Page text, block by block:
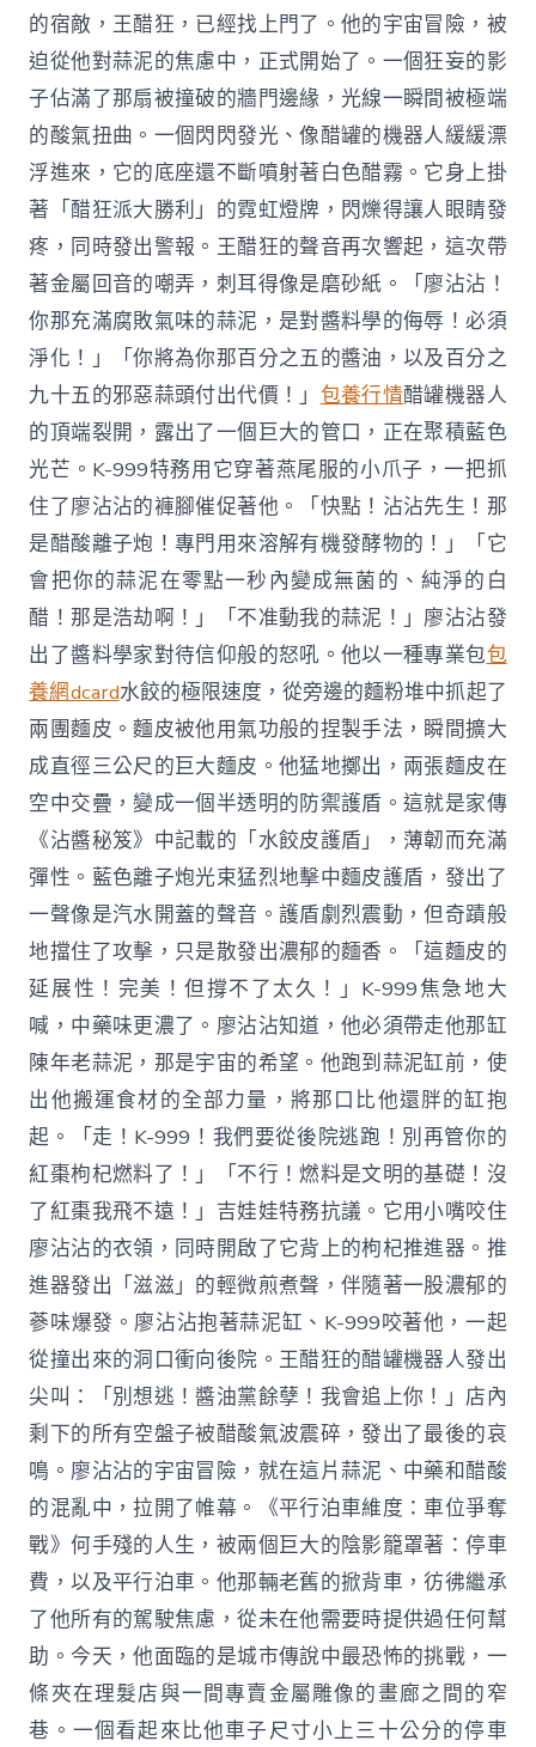
的宿敵，王醋狂，已經找上門了。他的宇宙冒險，被
迫從他對蒜泥的焦慮中，正式開始了。一個狂妄的影
子佔滿了那扇被撞破的牆門邊緣，光線一瞬間被極端
的酸氣扭曲。一個閃閃發光、像醋罐的機器人緩緩漂
浮進來，它的底座還不斷噴射著白色醋霧。它身上掛
著「醋狂派大勝利」的霓虹燈牌，閃爍得讓人眼睛發
疼，同時發出警報。王醋狂的聲音再次響起，這次帶
著金屬回音的嘲弄，刺耳得像是磨砂紙。「廖沾沾！
你那充滿腐敗氣味的蒜泥，是對醬料學的侮辱！必須
淨化！」「你將為你那百分之五的醬油，以及百分之
九十五的邪惡蒜頭付出代價！」 包養行情醋罐機器人
的頂端裂開，露出了一個巨大的管口，正在聚積藍色
光芒。K-999特務用它穿著燕尾服的小爪子，一把抓
住了廖沾沾的褲腳催促著他。「快點！沾沾先生！那
是醋酸離子炮！專門用來溶解有機發酵物的！」「它
會把你的蒜泥在零點一秒內變成無菌的、純淨的白
醋！那是浩劫啊！」「不准動我的蒜泥！」廖沾沾發
出了醬料學家對待信仰般的怒吼。他以一種專業包包
養網dcard水餃的極限速度，從旁邊的麵粉堆中抓起了
兩團麵皮。麵皮被他用氣功般的捏製手法，瞬間擴大
成直徑三公尺的巨大麵皮。他猛地擲出，兩張麵皮在
空中交疊，變成一個半透明的防禦護盾。這就是家傳
《沾醬秘笈》中記載的「水餃皮護盾」，薄韌而充滿
彈性。藍色離子炮光束猛烈地擊中麵皮護盾，發出了
一聲像是汽水開蓋的聲音。護盾劇烈震動，但奇蹟般
地擋住了攻擊，只是散發出濃郁的麵香。「這麵皮的
延展性！完美！但撐不了太久！」K-999焦急地大
喊，中藥味更濃了。廖沾沾知道，他必須帶走他那缸
陳年老蒜泥，那是宇宙的希望。他跑到蒜泥缸前，使
出他搬運食材的全部力量，將那口比他還胖的缸抱
起。「走！K-999！我們要從後院逃跑！別再管你的
紅棗枸杞燃料了！」「不行！燃料是文明的基礎！沒
了紅棗我飛不遠！」吉娃娃特務抗議。它用小嘴咬住
廖沾沾的衣領，同時開啟了它背上的枸杞推進器。推
進器發出「滋滋」的輕微煎煮聲，伴隨著一股濃郁的
蔘味爆發。廖沾沾抱著蒜泥缸、K-999咬著他，一起
從撞出來的洞口衝向後院。王醋狂的醋罐機器人發出
尖叫：「別想逃！醬油黨餘孽！我會追上你！」店內
剩下的所有空盤子被醋酸氣波震碎，發出了最後的哀
鳴。廖沾沾的宇宙冒險，就在這片蒜泥、中藥和醋酸
的混亂中，拉開了帷幕。《平行泊車維度：車位爭奪
戰》何手殘的人生，被兩個巨大的陰影籠罩著：停車
費，以及平行泊車。他那輛老舊的掀背車，彷彿繼承
了他所有的駕駛焦慮，從未在他需要時提供過任何幫
助。今天，他面臨的是城市傳說中最恐怖的挑戰，一
條夾在理髮店與一間專賣金屬雕像的畫廊之間的窄
巷。一個看起來比他車子尺寸小上三十公分的停車